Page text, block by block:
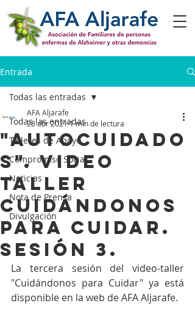
Entrada
Todas las entradas
Talleres de Apoyo
Compromiso Social
Noticias
Nota de Prensa
Divulgación
Todas las entradas
"Autocuidado
s". Video
Taller
Cuidándonos
para Cuidar.
Sesión 3.
AFA Aljarafe
28 abr 20211 min de lectura
La tercera sesión del video-taller
"Cuidándonos para Cuidar" ya está
disponible en la web de AFA Aljarafe.